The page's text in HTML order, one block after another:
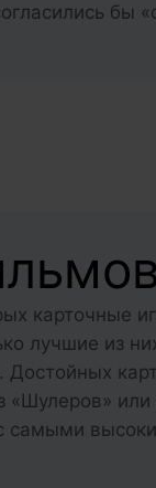
бы
карточные
лучшие из